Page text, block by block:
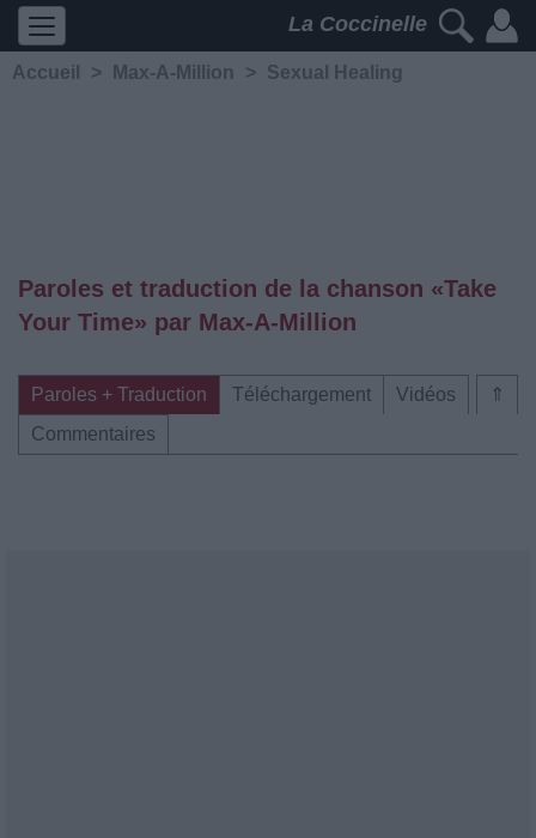
La Coccinelle
Accueil > Max-A-Million > Sexual Healing
Paroles et traduction de la chanson «Take
Your Time» par Max-A-Million
⇑
Paroles + Traduction Téléchargement
Vidéos
Commentaires